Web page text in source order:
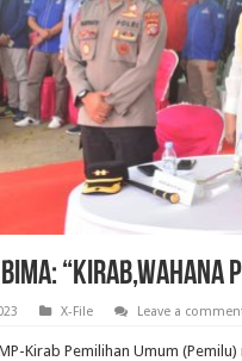
“Kirab,Wahana
X-File Leave a
Kirab Pemilihan Umum